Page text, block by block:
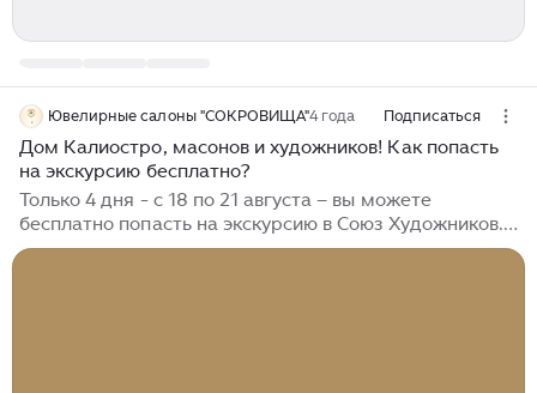
Ювелирные салоны "СОКРОВИЩА"4 года Подписаться
Дом Калиостро, масонов и художников! Как попасть
на экскурсию бесплатно?
Только 4 дня - с 18 по 21 августа – вы можете
бесплатно попасть на экскурсию в Союз Художников.
Это уникальное здание, которое хранит тайны